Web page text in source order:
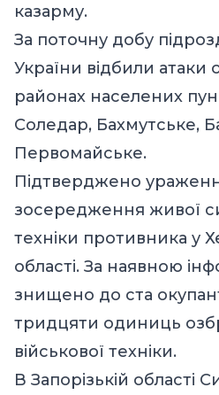
казарму.
За поточну добу
України відбили атаки
районах населених
Соледар, Бахмутське,
Первомайське.
Підтверджено
зосередження живої
техніки противника у
області. За наявною
знищено до ста
тридцяти одиниць
військової техніки.
В Запорізькій області